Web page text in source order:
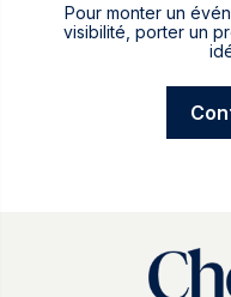
Pour monter un
visibilité, porter un